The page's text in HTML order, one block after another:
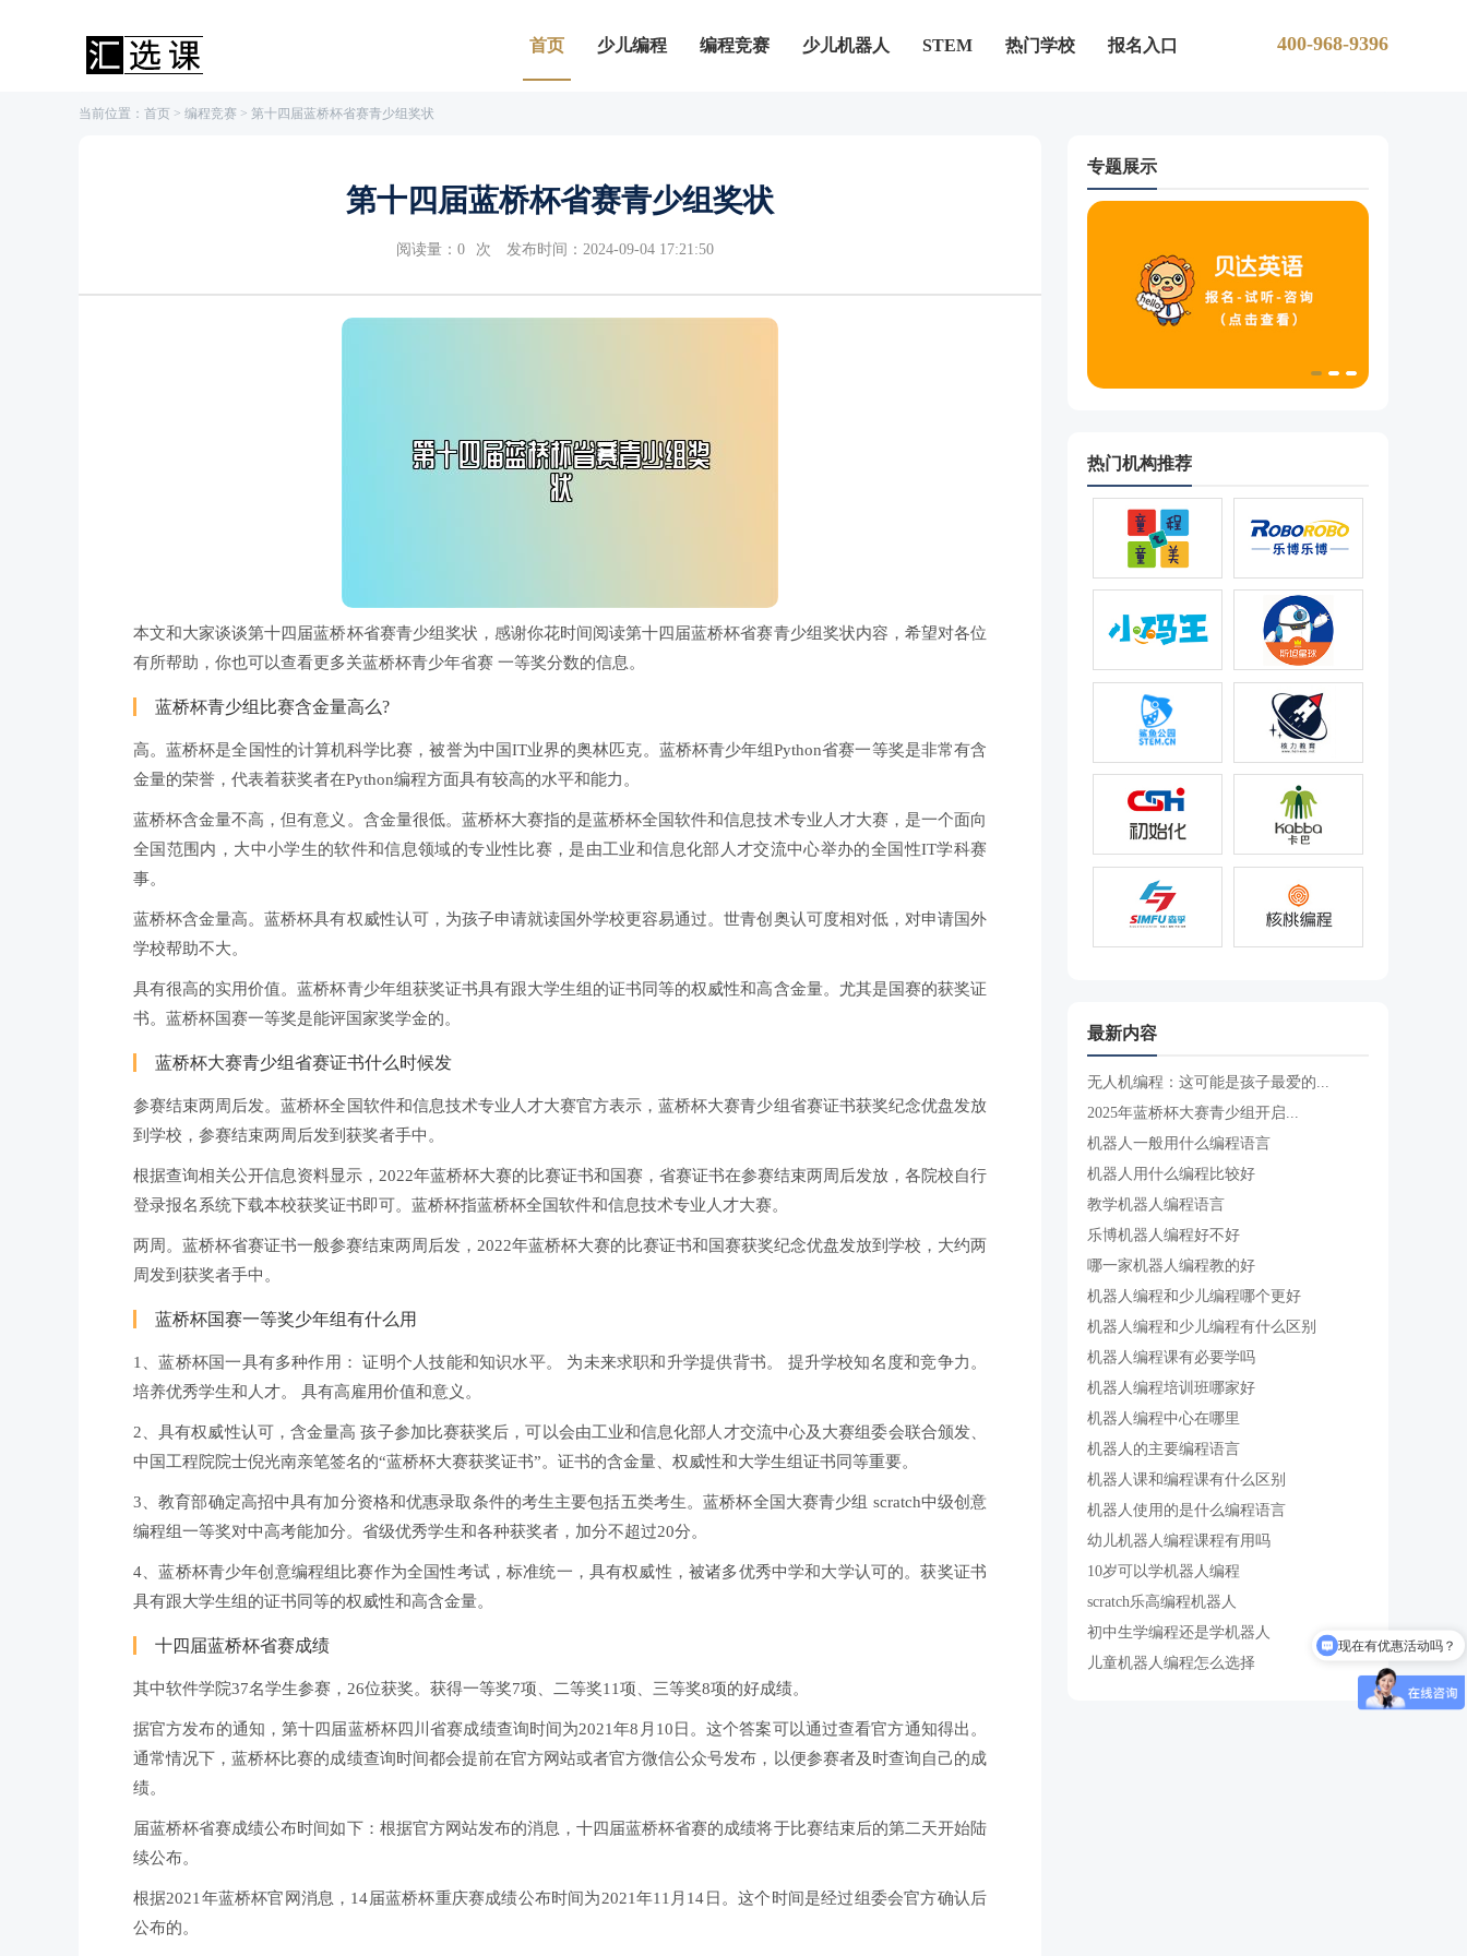
首页 少儿编程 编程竞赛 少儿机器人 STEM 热门学校 报名入口 400-968-9396
当前位置： 首页 > 编程竞赛 > 第十四届蓝桥杯省赛青少组奖状
第十四届蓝桥杯省赛青少组奖状
阅读量： 0 次 发布时间：2024-09-04 17:21:50
本文和大家谈谈第十四届蓝桥杯省赛青少组奖状，感谢你花时间阅读第十四届蓝桥杯省赛青少组奖状内容，希望对各位
有所帮助，你也可以查看更多关蓝桥杯青少年省赛 一等奖分数的信息。
蓝桥杯青少组比赛含金量高么?
高。蓝桥杯是全国性的计算机科学比赛，被誉为中国IT业界的奥林匹克。蓝桥杯青少年组Python省赛一等奖是非常有含
金量的荣誉，代表着获奖者在Python编程方面具有较高的水平和能力。
蓝桥杯含金量不高，但有意义。含金量很低。蓝桥杯大赛指的是蓝桥杯全国软件和信息技术专业人才大赛，是一个面向
全国范围内，大中小学生的软件和信息领域的专业性比赛，是由工业和信息化部人才交流中心举办的全国性IT学科赛
事。
蓝桥杯含金量高。蓝桥杯具有权威性认可，为孩子申请就读国外学校更容易通过。世青创奥认可度相对低，对申请国外
学校帮助不大。
具有很高的实用价值。蓝桥杯青少年组获奖证书具有跟大学生组的证书同等的权威性和高含金量。尤其是国赛的获奖证
书。蓝桥杯国赛一等奖是能评国家奖学金的。
蓝桥杯大赛青少组省赛证书什么时候发
参赛结束两周后发。蓝桥杯全国软件和信息技术专业人才大赛官方表示，蓝桥杯大赛青少组省赛证书获奖纪念优盘发放
到学校，参赛结束两周后发到获奖者手中。
根据查询相关公开信息资料显示，2022年蓝桥杯大赛的比赛证书和国赛，省赛证书在参赛结束两周后发放，各院校自行
登录报名系统下载本校获奖证书即可。蓝桥杯指蓝桥杯全国软件和信息技术专业人才大赛。
两周。蓝桥杯省赛证书一般参赛结束两周后发，2022年蓝桥杯大赛的比赛证书和国赛获奖纪念优盘发放到学校，大约两
周发到获奖者手中。
蓝桥杯国赛一等奖少年组有什么用
1、蓝桥杯国一具有多种作用： 证明个人技能和知识水平。 为未来求职和升学提供背书。 提升学校知名度和竞争力。
培养优秀学生和人才。 具有高雇用价值和意义。
2、具有权威性认可，含金量高 孩子参加比赛获奖后，可以会由工业和信息化部人才交流中心及大赛组委会联合颁发、
中国工程院院士倪光南亲笔签名的“蓝桥杯大赛获奖证书”。证书的含金量、权威性和大学生组证书同等重要。
3、教育部确定高招中具有加分资格和优惠录取条件的考生主要包括五类考生。蓝桥杯全国大赛青少组 scratch中级创意
编程组一等奖对中高考能加分。省级优秀学生和各种获奖者，加分不超过20分。
4、蓝桥杯青少年创意编程组比赛作为全国性考试，标准统一，具有权威性，被诸多优秀中学和大学认可的。获奖证书
具有跟大学生组的证书同等的权威性和高含金量。
十四届蓝桥杯省赛成绩
其中软件学院37名学生参赛，26位获奖。获得一等奖7项、二等奖11项、三等奖8项的好成绩。
据官方发布的通知，第十四届蓝桥杯四川省赛成绩查询时间为2021年8月10日。这个答案可以通过查看官方通知得出。
通常情况下，蓝桥杯比赛的成绩查询时间都会提前在官方网站或者官方微信公众号发布，以便参赛者及时查询自己的成
绩。
届蓝桥杯省赛成绩公布时间如下：根据官方网站发布的消息，十四届蓝桥杯省赛的成绩将于比赛结束后的第二天开始陆
续公布。
根据2021年蓝桥杯官网消息，14届蓝桥杯重庆赛成绩公布时间为2021年11月14日。这个时间是经过组委会官方确认后
公布的。
专题展示
热门机构推荐
最新内容
无人机编程：这可能是孩子最爱的...
2025年蓝桥杯大赛青少组开启...
机器人一般用什么编程语言
机器人用什么编程比较好
教学机器人编程语言
乐博机器人编程好不好
哪一家机器人编程教的好
机器人编程和少儿编程哪个更好
机器人编程和少儿编程有什么区别
机器人编程课有必要学吗
机器人编程培训班哪家好
机器人编程中心在哪里
机器人的主要编程语言
机器人课和编程课有什么区别
机器人使用的是什么编程语言
幼儿机器人编程课程有用吗
10岁可以学机器人编程
scratch乐高编程机器人
初中生学编程还是学机器人
儿童机器人编程怎么选择
现在有优惠活动吗？